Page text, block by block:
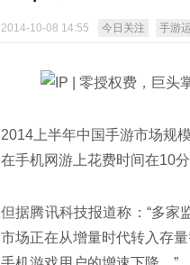
2014-10-08 14:55 今日关注 手游
2014上半年中国手游市场规
在手机网游上花费时间在10
但据腾讯科技报道称：“多家
市场正在从增量时代转入存